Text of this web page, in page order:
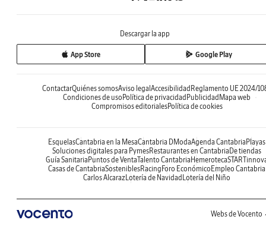
Descargar la app
App Store Google Play
ContactarQuiénes somosAviso legal Accesibilidad Reglamento UE 2024/
Condiciones de uso Política de privacidad Publicidad Mapa web
Compromisos editorialesPolítica de cookies
EsquelasCantabria en la MesaCantabria DModaAgenda Cantabria Playas
Soluciones digitales para PymesRestaurantes en Cantabria De tiendas
Guía Sanitaria Puntos de VentaTalento Cantabria Hemeroteca
Casas de CantabriaSosteniblesRacing Foro Económico Empleo Cantabria
Carlos AlcarazLotería de Navidad Lotería del Niño
Webs de Vocento